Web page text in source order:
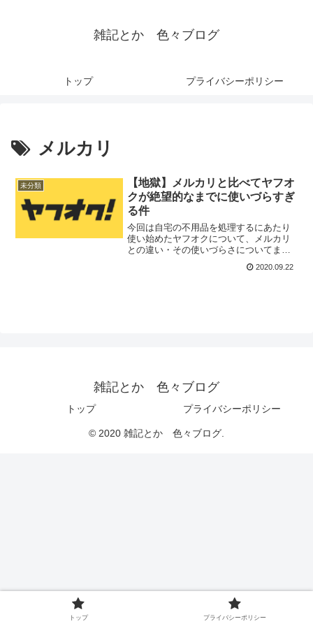
雑記とか 色々ブログ
トップ プライバシーポリシー
メルカリ
未分類
【地獄】メルカリと比べてヤフオ
クが絶望的なまでに使いづらすぎ
る件
今回は自宅の不用品を処理するにあたり
使い始めたヤフオクについて、メルカリ
との違い・その使いづらさについてまと
めてみました。結論から先に書くと、本
当にヤフオクは・・・使いづらい！！！
2020.09.22
雑記とか 色々ブログ
トップ プライバシーポリシー
© 2020 雑記とか 色々ブログ.
トップ プライバシーポリシー